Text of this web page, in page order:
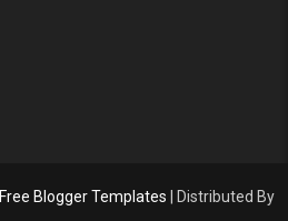
Free Blogger Templates | Distributed By